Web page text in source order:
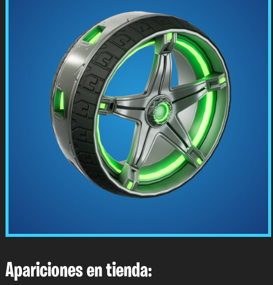
Apariciones en tienda: